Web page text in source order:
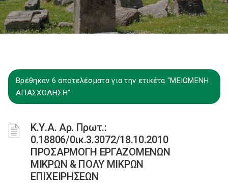
Βρέθηκαν 6 αποτελέσματα για την ετικέτα "ΜΕΙΩΜΕΝΗ
ΑΠΑΣΧΟΛΗΣΗ"
Κ.Υ.Α. Αρ. Πρωτ.:
0.18806/0ικ.3.3072/18.10.2010
ΠΡΟΣΑΡΜΟΓΗ ΕΡΓΑΖΟΜΕΝΩΝ
ΜΙΚΡΩΝ & ΠΟΛΥ ΜΙΚΡΩΝ
ΕΠΙΧΕΙΡΗΣΕΩΝ